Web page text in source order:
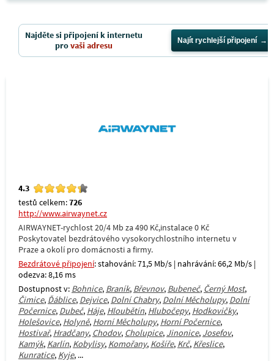
Najděte si připojení k internetu
provaši adresu Najít rychlejší připojení
4.3
testů celkem:726
http://www.airwaynet.cz
AIRWAYNET-rychlost 20/4 Mb za 490 Kč,instalace 0 Kč
Poskytovatel bezdrátového vysokorychlostního internetu v
Praze a okolí pro domácnosti a firmy.
Bezdrátové připojení: stahování: 71,5 Mb/s | nahrávání: 66,2 Mb/s |
odezva: 8,16 ms
Dostupnost v: Bohnice, Braník, Břevnov, Bubeneč, Černý Most,
Čimice, Ďáblice, Dejvice, Dolní Chabry, Dolní Měcholupy, Dolní
Počernice, Dubeč, Háje, Hloubětín, Hlubočepy, Hodkovičky,
Holešovice, Holyně, Horní Měcholupy, Horní Počernice,
Hostivař, Hradčany, Chodov, Cholupice, Jinonice, Josefov,
Kamýk, Karlín, Kobylisy, Komořany, Košíře, Krč, Křeslice,
Kunratice, Kyje, ...